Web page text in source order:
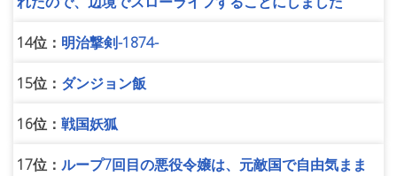
14位： 明治撃剣-1874-
15位： ダンジョン飯
16位： 戦国妖狐
17位： ループ7回目の悪役令嬢は、元敵国で自由気まま